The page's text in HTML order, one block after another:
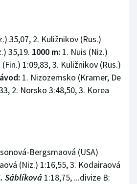
35,07, 2. Kuližnikov (Rus.)
35,19. 1000 m: 1. Nuis (Niz.)
1:09,83, 3. Kuližnikov (Rus.)
1. Nizozemsko (Kramer, De
2. Norsko 3:48,50, 3. Korea
Bergsmaová (USA)
(Niz.) 1:16,55, 3. Kodairaová
Sáblíková 1:18,75, ...divize B: